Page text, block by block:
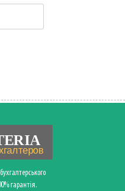
гарантія.